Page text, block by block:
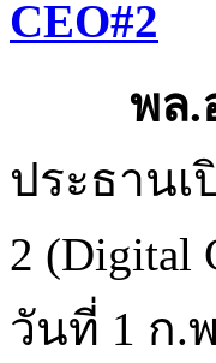
พล.อ.อ
ประธาน
2 (Digital
วันที่ 1 ก.